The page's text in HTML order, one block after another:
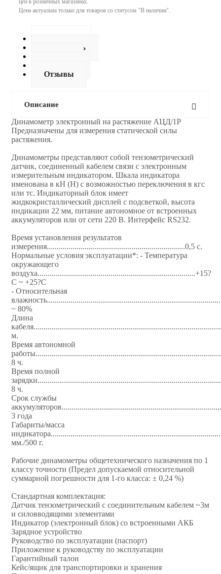
цен в розничных магазинах.
Цена актуальна только для товаров со статусом "В наличии".
Как купить
Отзывы
Описание
Динамометр электронный на растяжение АЦД/1Р
Предназначены для измерения статической силы
растяжения.
Динамoметры представляют собой тензометрический
датчик, соединенный кабелем связи с электронным
измерительным индикатором. Шкала индикатора
именована в кН (Н) с возможностью переключения в кгс
или тс. Индикаторный блок имеет
жидкокристаллический дисплей с подсветкой, высота
индикации 22 мм, питание автономное от встроенных
аккумуляторов или от сети 220 В. Интерфейс RS232.
Время установления результатов
измерения......................................................................0,5 с.
Нормальные условия эксплуатации*: - Температура
окружающего
воздуха................................................................................+15?
С ~ +25?С
- Относительная
~ 80%
Длина
м.
Время автономной
8 ч.
Время полной
8 ч.
Срок службы
3 года
Габариты/масса
мм./500 г.
Рабочие динамометры общетехнического назначения по 1
классу точности (Предел допускаемой относительной
суммарной погрешности для 1-го класса: ± 0,24 %)
Стандартная комплектация:
Датчик тензометрический с соединительным кабелем ~3м
и силовводящими элементами
Индикатор (электронный блок) со встроенными АКБ
Зарядное устройство
Руководство по эксплуатации (паспорт)
Приложение к руководству по эксплуатации
Гарантийный талон
Кейс/ящик для транспортировки и хранения